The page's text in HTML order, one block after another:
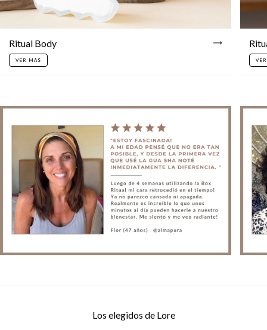
Ritual Body
VER MÁS
Los elegidos de Lore